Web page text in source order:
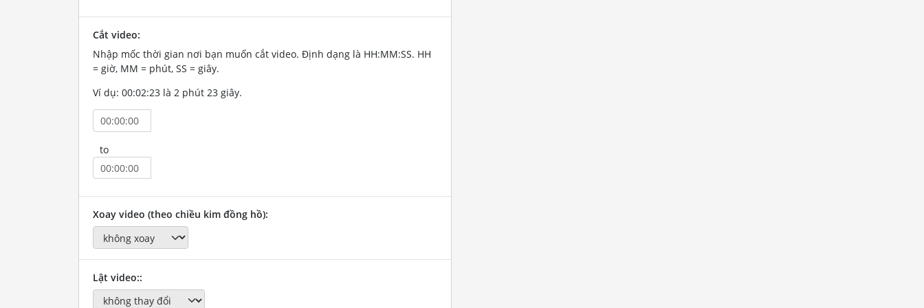
Cắt video:
Nhập mốc thời gian nơi bạn muốn cắt video. Định dạng là HH:MM:SS. HH
= giờ, MM = phút, SS = giây.
Ví dụ: 00:02:23 là 2 phút 23 giây.
to
Xoay video (theo chiều kim đồng hồ):
Lật video::